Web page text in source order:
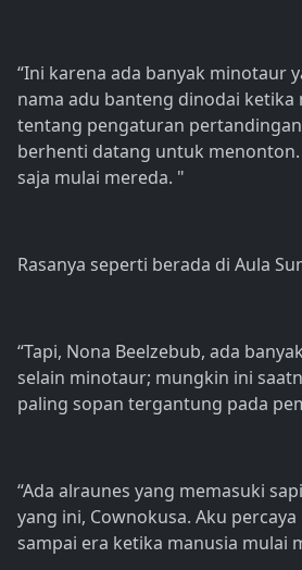
“Ini karena ada banyak minotaur
nama adu banteng dinodai ketika
tentang pengaturan
berhenti datang untuk
saja mulai mereda. "
Rasanya seperti berada di Aula
“Tapi, Nona Beelzebub, ada
selain minotaur; mungkin ini
paling sopan tergantung pada
“Ada alraunes yang memasuki
yang ini, Cownokusa. Aku
sampai era ketika manusia mulai